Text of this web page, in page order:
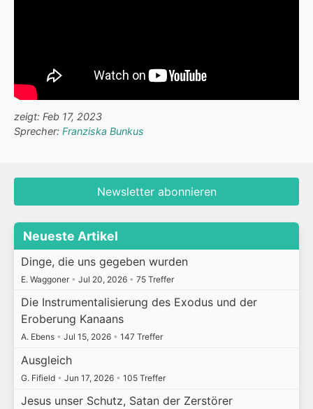
zeigt: Feb 17, 2023
Sprecher: Franziska Bunkus
Newsletter abonnieren
Neueste Artikel
Dinge, die uns gegeben wurden
E. Waggoner • Jul 20, 2026 • 75 Treffer
Die Instrumentalisierung des Exodus und der
Eroberung Kanaans
A. Ebens • Jul 15, 2026 • 147 Treffer
Ausgleich
G. Fifield • Jun 17, 2026 • 105 Treffer
Jesus unser Schutz, Satan der Zerstörer